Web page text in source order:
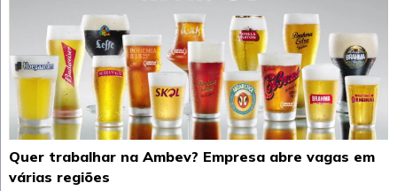
Quer trabalhar na Ambev? Empresa abre vagas em
várias regiões